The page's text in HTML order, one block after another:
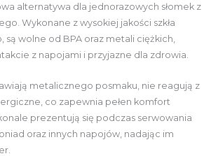
alternatywa dla jednorazowych słomek z
Wykonane z wysokiej jakości szkła
wolne od BPA oraz metali ciężkich,
z napojami i przyjazne dla zdrowia.
metalicznego posmaku, nie reagują z
co zapewnia pełen komfort
prezentują się podczas serwowania
oraz innych napojów, nadając im